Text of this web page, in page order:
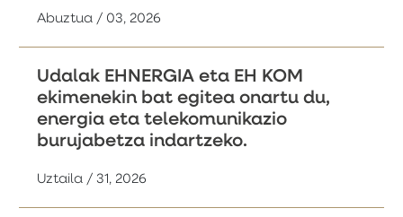
Abuztua / 03, 2026
Udalak EHNERGIA eta EH KOM
ekimenekin bat egitea onartu du,
energia eta telekomunikazio
burujabetza indartzeko.
Uztaila / 31, 2026